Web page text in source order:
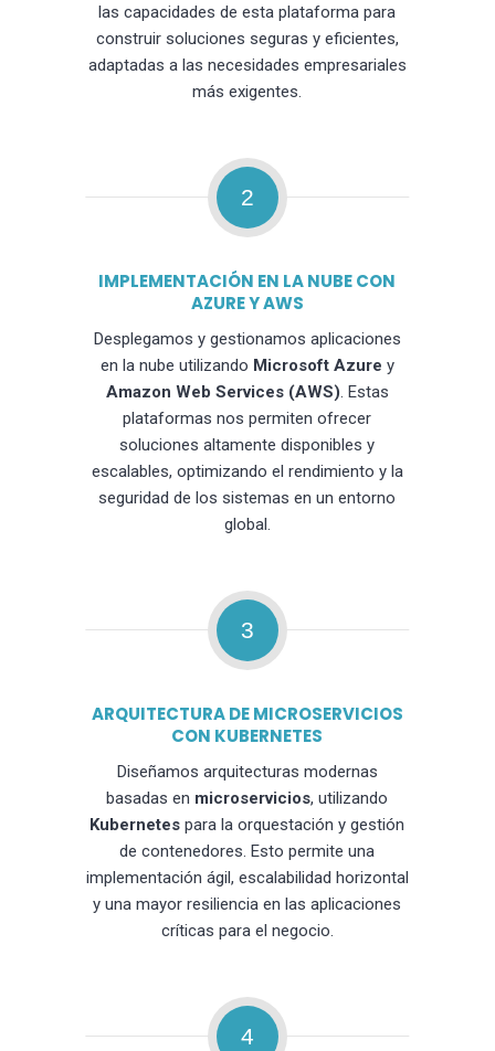
las capacidades de esta plataforma para
construir soluciones seguras y eficientes,
adaptadas a las necesidades empresariales
más exigentes.
2
IMPLEMENTACIÓN EN LA NUBE CON
AZURE Y AWS
Desplegamos y gestionamos aplicaciones
en la nube utilizando Microsoft Azure y
Amazon Web Services (AWS). Estas
plataformas nos permiten ofrecer
soluciones altamente disponibles y
escalables, optimizando el rendimiento y la
seguridad de los sistemas en un entorno
global.
3
ARQUITECTURA DE MICROSERVICIOS
CON KUBERNETES
Diseñamos arquitecturas modernas
basadas en microservicios, utilizando
Kubernetes para la orquestación y gestión
de contenedores. Esto permite una
implementación ágil, escalabilidad horizontal
y una mayor resiliencia en las aplicaciones
críticas para el negocio.
4